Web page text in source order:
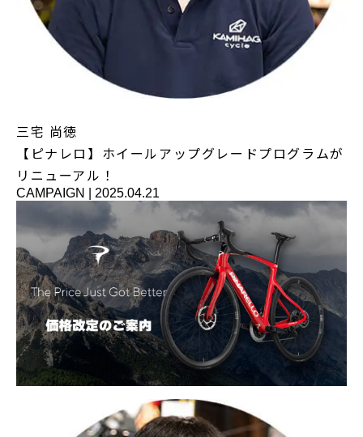
三宅 尚徳
【ピナレロ】ホイールアップグレードプログラムが
リニューアル！
CAMPAIGN 2025.04.21